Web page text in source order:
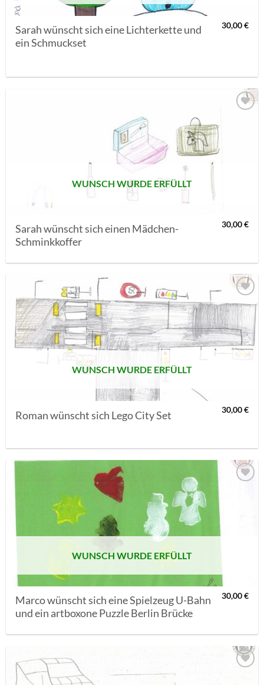
Sarah wünscht sich eine Lichterkette und
ein Schmuckset
30,00€
MERKLISTE
SETZEN
WUNSCH WURDE ERFÜLLT
Sarah wünscht sich einen Mädchen-
Schminkkoffer
30,00€
AUF MEINE
MERKLISTE
SETZEN
WUNSCH WURDE ERFÜLLT
Roman wünscht sich Lego City Set 30,00€
AUF MEINE
MERKLISTE
SETZEN
WUNSCH WURDE ERFÜLLT
Marco wünscht sich eine Spielzeug U-Bahn
und ein artboxone Puzzle Berlin Brücke
30,00€